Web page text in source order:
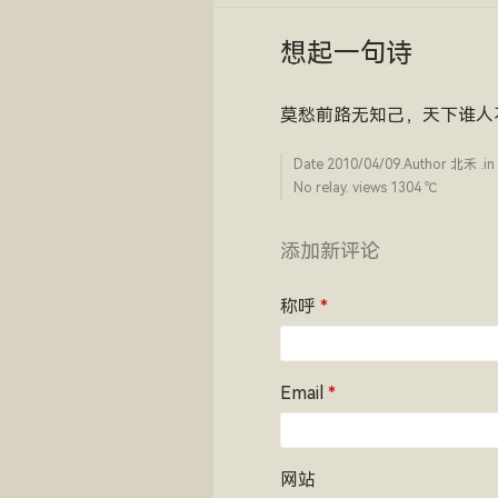
想起一句诗
莫愁前路无知己，天下谁人
Date 2010/04/09.Author 北禾 .in
No relay. views 1304 ­℃
添加新评论
称呼 *
Email *
网站